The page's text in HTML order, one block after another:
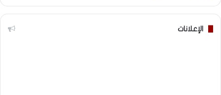
الإعلانات